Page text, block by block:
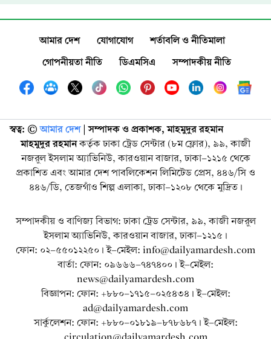
আমার দেশ যোগাযোগ
শর্তাবলি ও নীতিমালা
গোপনীয়তা নীতি
ডিএমসিএ সম্পাদকীয় নীতি
স্বত্ব: ©️ আমার দেশ| সম্পাদক ও প্রকাশক, মাহমুদুর রহমান
মাহমুদুর রহমানকর্তৃক ঢাকা ট্রেড সেন্টার (৮ম ফ্লোর), ৯৯, কাজী
নজরুল ইসলাম অ্যাভিনিউ, কারওয়ান বাজার, ঢাকা-১২১৫ থেকে
প্রকাশিত এবং আমার দেশ পাবলিকেশন লিমিটেড প্রেস, ৪৪৬/সি ও
৪৪৬/ডি, তেজগাঁও শিল্প এলাকা, ঢাকা-১২০৮ থেকে মুদ্রিত।
সম্পাদকীয় ও বাণিজ্য বিভাগ: ঢাকা ট্রেড সেন্টার, ৯৯, কাজী নজরুল
ইসলাম অ্যাভিনিউ, কারওয়ান বাজার, ঢাকা-১২১৫।
ফোন: ০২-৫৫০১২২৫০। ই-মেইল: info@dailyamardesh.com
বার্তা: ফোন: ০৯৬৬৬-৭৪৭৪০০। ই-মেইল:
news@dailyamardesh.com
বিজ্ঞাপন: ফোন: +৮৮০-১৭১৫-০২৫৪৩৪ । ই-মেইল:
ad@dailyamardesh.com
সার্কুলেশন: ফোন: +৮৮০-০১৮১৯-৮৭৮৬৮৭ । ই-মেইল: